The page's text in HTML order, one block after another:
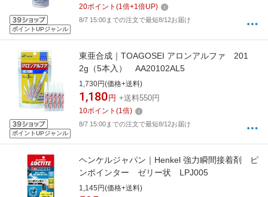
ポイントUPジャンル
20ポイント (1倍+1倍UP)
8/7 15:00までの注文で最短8/12お届け
ポイントUPジャンル
東亜合成｜TOAGOSEI アロンアルファ 201
2g（5本入） AA20102AL5
1,730円(価格+送料)
1,180 円 +送料550円
10ポイント (1倍)
8/7 15:00までの注文で最短8/12お届け
ヘンケルジャパン｜Henkel 強力瞬間接着剤 ピ
ンポインター ゼリー状 LPJ005
1,145円(価格+送料)